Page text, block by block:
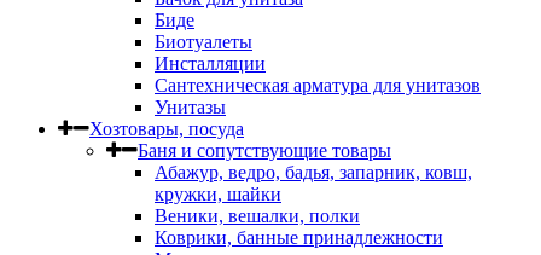
Биде
Биотуалеты
Инсталляции
Сантехническая арматура для унитазов
Унитазы
Хозтовары, посуда
Баня и сопутствующие товары
Абажур, ведро, бадья, запарник, ковш,
кружки, шайки
Веники, вешалки, полки
Коврики, банные принадлежности